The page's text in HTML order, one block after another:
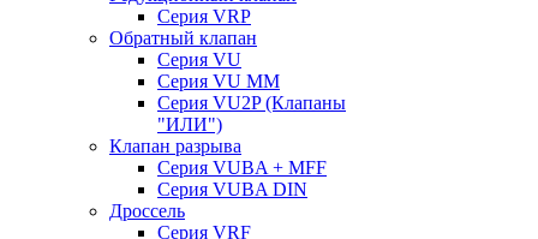
Серия VRP
Обратный клапан
Серия VU
Серия VU MM
Серия VU2P (Клапаны
"ИЛИ")
Клапан разрыва
Серия VUBA + MFF
Серия VUBA DIN
Дроссель
Серия VRF